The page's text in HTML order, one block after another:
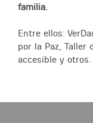
familia.
Entre ellos:
por la Paz, Taller
accesible y otros.